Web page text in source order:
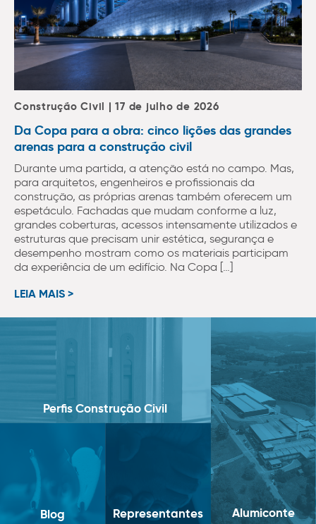
Construção Civil | 17 de julho de 2026
Da Copa para a obra: cinco lições das grandes
arenas para a construção civil
Durante uma partida, a atenção está no campo. Mas,
para arquitetos, engenheiros e profissionais da
construção, as próprias arenas também oferecem um
espetáculo. Fachadas que mudam conforme a luz,
grandes coberturas, acessos intensamente utilizados e
estruturas que precisam unir estética, segurança e
desempenho mostram como os materiais participam
da experiência de um edifício. Na Copa […]
LEIA MAIS >
Perfis Construção Civil
Alumiconte
Blog Representantes